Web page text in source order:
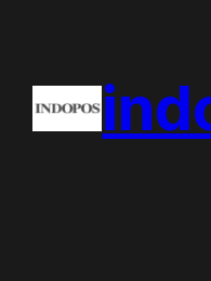
content